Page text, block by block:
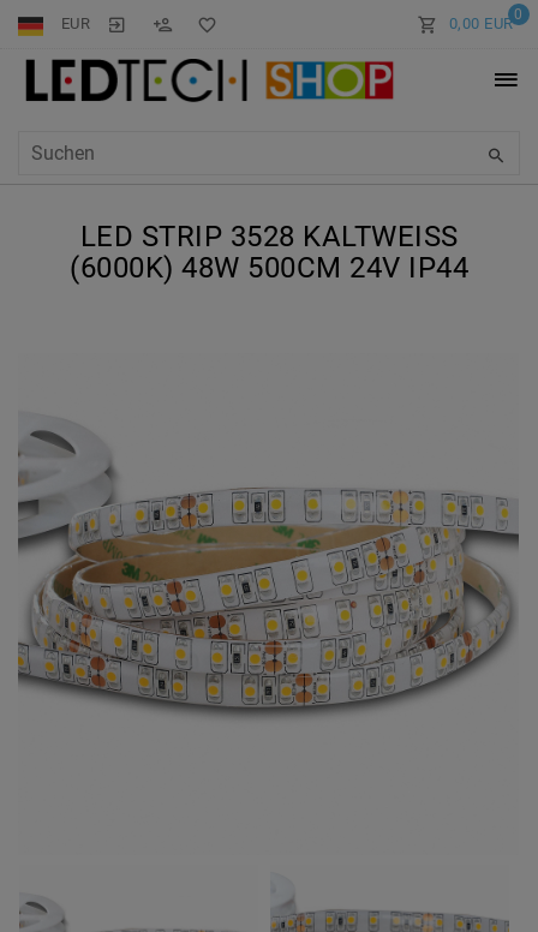
EUR 0
0,00 EUR
LED STRIP 3528 KALTWEISS (
6000K) 48W 500CM 24V IP44